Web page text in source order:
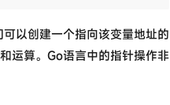
以创建一个指向该变量地址的
运算。Go语言中的指针操作非